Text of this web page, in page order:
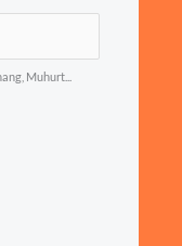
Muhurt...